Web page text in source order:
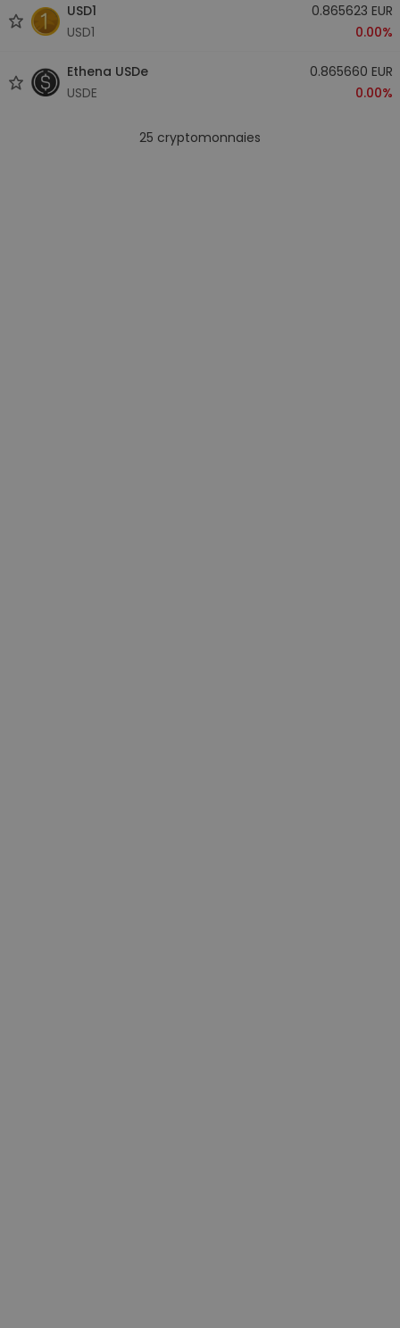
USD1
USD1
0.865623 EUR
0.00%
Ethena USDe
USDE
0.865660 EUR
0.00%
25 cryptomonnaies